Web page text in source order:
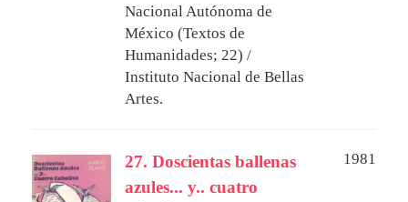
Nacional Autónoma de
México (Textos de
Humanidades; 22) /
Instituto Nacional de Bellas
Artes.
27. Doscientas ballenas
azules... y.. cuatro
1981